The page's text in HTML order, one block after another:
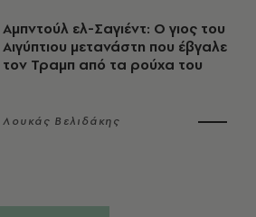
Αμπντούλ ελ-Σαγιέντ: Ο γιος του
Αιγύπτιου μετανάστη που έβγαλε
τον Τραμπ από τα ρούχα του
Λουκάς Βελιδάκης